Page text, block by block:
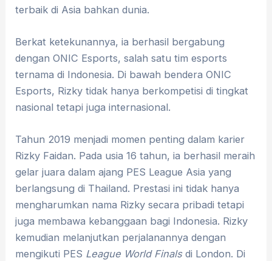
terbaik di Asia bahkan dunia.
Berkat ketekunannya, ia berhasil bergabung
dengan ONIC Esports, salah satu tim esports
ternama di Indonesia. Di bawah bendera ONIC
Esports, Rizky tidak hanya berkompetisi di tingkat
nasional tetapi juga internasional.
Tahun 2019 menjadi momen penting dalam karier
Rizky Faidan. Pada usia 16 tahun, ia berhasil meraih
gelar juara dalam ajang PES League Asia yang
berlangsung di Thailand. Prestasi ini tidak hanya
mengharumkan nama Rizky secara pribadi tetapi
juga membawa kebanggaan bagi Indonesia. Rizky
kemudian melanjutkan perjalanannya dengan
mengikuti PES League World Finalsdi London. Di